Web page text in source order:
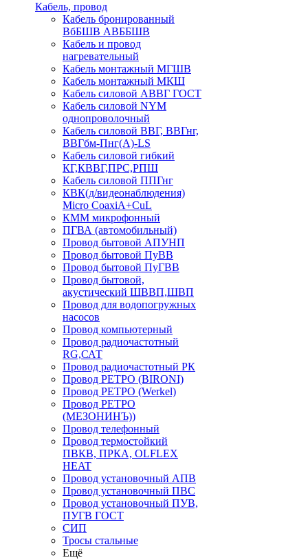
Кабель, провод
Кабель бронированный
ВбБШВ АВББШВ
Кабель и провод
нагревательный
Кабель монтажный МГШВ
Кабель монтажный МКШ
Кабель силовой АВВГ ГОСТ
Кабель силовой NYM
однопроволочный
Кабель силовой ВВГ, ВВГнг,
ВВГбм-Пнг(А)-LS
Кабель силовой гибкий
КГ,КВВГ,ПРС,РПШ
Кабель силовой ППГнг
КВК(д/видеонаблюдения)
Micro CoaxiA+CuL
КММ микрофонный
ПГВА (автомобильный)
Провод бытовой АПУНП
Провод бытовой ПуВВ
Провод бытовой ПуГВВ
Провод бытовой,
акустический ШВВП,ШВП
Провод для водопогружных
насосов
Провод компьютерный
Провод радиочастотный
RG,САТ
Провод радиочастотный РК
Провод РЕТРО (BIRONI)
Провод РЕТРО (Werkel)
Провод РЕТРО
(МЕЗОНИНЪ))
Провод телефонный
Провод термостойкий
ПВКВ, ПРКА, OLFLEX
HEAT
Провод установочный АПВ
Провод установочный ПВС
Провод установочный ПУВ,
ПУГВ ГОСТ
СИП
Тросы стальные
Ещё